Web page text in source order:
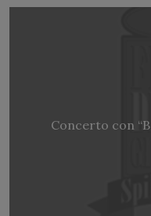
Concerto con